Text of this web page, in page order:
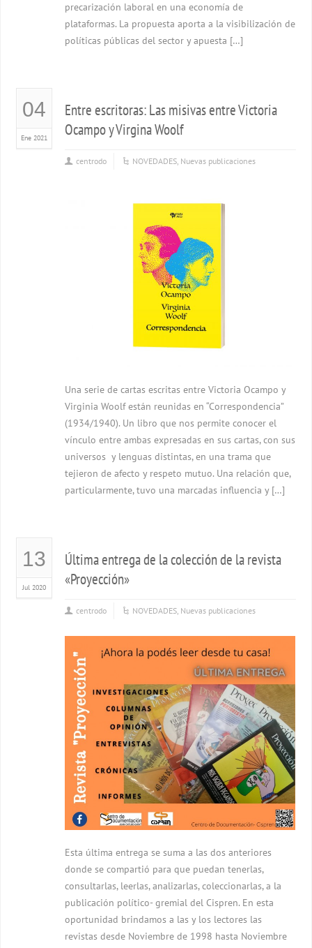
precarización laboral en una economía de
plataformas. La propuesta aporta a la visibilización de
políticas públicas del sector y apuesta […]
04
Ene 2021
Entre escritoras: Las misivas entre Victoria
Ocampo y Virgina Woolf
centrodo NOVEDADES, Nuevas publicaciones
Una serie de cartas escritas entre Victoria Ocampo y
Virginia Woolf están reunidas en “Correspondencia”
(1934/1940). Un libro que nos permite conocer el
vínculo entre ambas expresadas en sus cartas, con sus
universos y lenguas distintas, en una trama que
tejieron de afecto y respeto mutuo. Una relación que,
particularmente, tuvo una marcadas influencia y […]
13
Jul 2020
Última entrega de la colección de la revista
«Proyección»
centrodo NOVEDADES, Nuevas publicaciones
Esta última entrega se suma a las dos anteriores
donde se compartió para que puedan tenerlas,
consultarlas, leerlas, analizarlas, coleccionarlas, a la
publicación político- gremial del Cispren. En esta
oportunidad brindamos a las y los lectores las
revistas desde Noviembre de 1998 hasta Noviembre